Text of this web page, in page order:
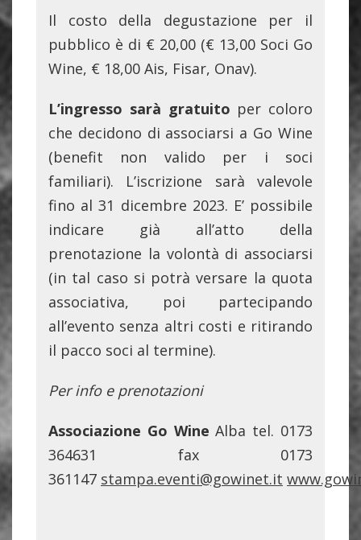
Il costo della degustazione per il
pubblico è di € 20,00 (€ 13,00 Soci Go
Wine, € 18,00 Ais, Fisar, Onav).
L’ingresso sarà gratuito per coloro
che decidono di associarsi a Go Wine
(benefit non valido per i soci
familiari). L’iscrizione sarà valevole
fino al 31 dicembre 2023. E’ possibile
indicare già all’atto della
prenotazione la volontà di associarsi
(in tal caso si potrà versare la quota
associativa, poi partecipando
all’evento senza altri costi e ritirando
il pacco soci al termine).
Per info e prenotazioni
Associazione Go Wine Alba tel. 0173
364631 fax 0173
361147 stampa.eventi@gowinet.it